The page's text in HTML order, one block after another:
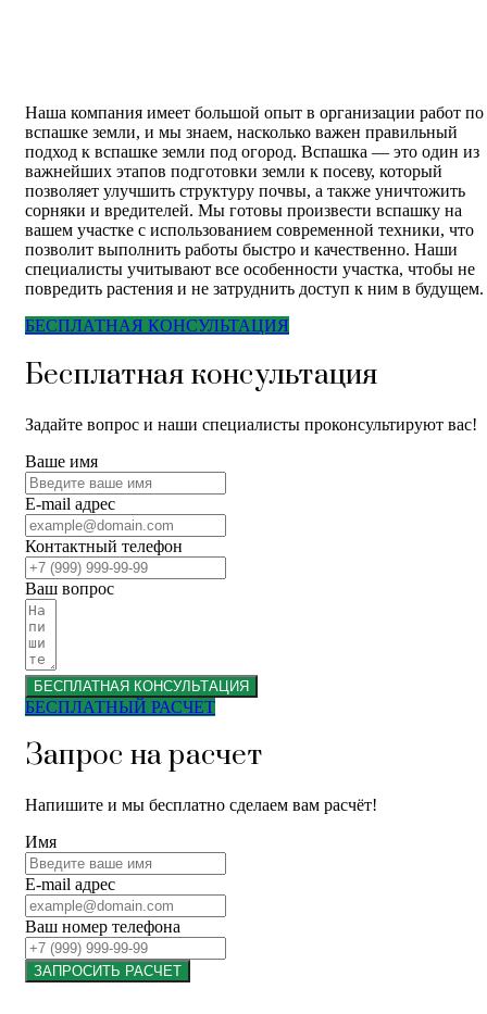
Наша компания имеет большой опыт в организации работ по
вспашке земли, и мы знаем, насколько важен правильный
подход к вспашке земли под огород. Вспашка — это один из
важнейших этапов подготовки земли к посеву, который
позволяет улучшить структуру почвы, а также уничтожить
сорняки и вредителей. Мы готовы произвести вспашку на
вашем участке с использованием современной техники, что
позволит выполнить работы быстро и качественно. Наши
специалисты учитывают все особенности участка, чтобы не
повредить растения и не затруднить доступ к ним в будущем.
БЕСПЛАТНАЯ КОНСУЛЬТАЦИЯ
Бесплатная консультация
Задайте вопрос и наши специалисты проконсультируют вас!
Ваше имя
E-mail адрес
Контактный телефон
Ваш вопрос
БЕСПЛАТНАЯ КОНСУЛЬТАЦИЯ
БЕСПЛАТНЫЙ РАСЧЕТ
Запрос на расчет
Напишите и мы бесплатно сделаем вам расчёт!
Имя
E-mail адрес
Ваш номер телефона
ЗАПРОСИТЬ РАСЧЕТ